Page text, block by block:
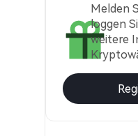
Melden
loggen
weitere